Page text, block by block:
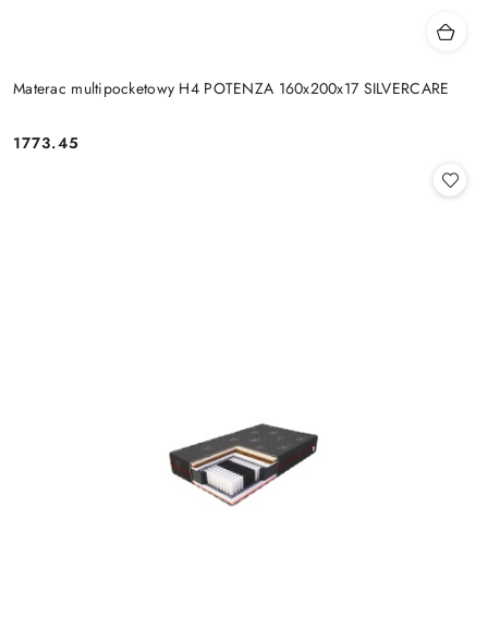
Materac multipocketowy H4 POTENZA 160x200x17 SILVERCARE
Cena:
1773.45